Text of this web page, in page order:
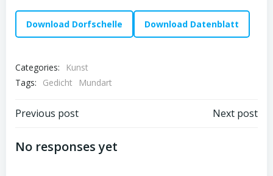
Download Dorfschelle Download Datenblatt
Categories:
Kunst
Tags:
Gedicht Mundart
Post
navigation
Previous post Next post
No responses yet